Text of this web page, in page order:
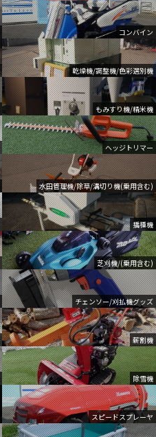
コンバイン
乾燥機/調整機/色彩選別機
もみすり機/精米機
ヘッジトリマー
水田管理機/除草/溝切り機(乗用含む)
播種機
芝刈機/(乗用含む)
チェンソー/刈払機グッズ
薪割機
除雪機
スピードスプレーヤ